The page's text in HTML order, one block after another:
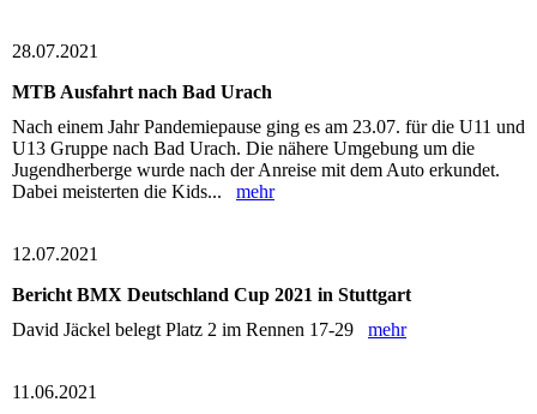
28.07.2021
MTB Ausfahrt nach Bad Urach
Nach einem Jahr Pandemiepause ging es am 23.07. für die U11 und
U13 Gruppe nach Bad Urach. Die nähere Umgebung um die
Jugendherberge wurde nach der Anreise mit dem Auto erkundet.
Dabei meisterten die Kids... mehr
12.07.2021
Bericht BMX Deutschland Cup 2021 in Stuttgart
David Jäckel belegt Platz 2 im Rennen 17-29 mehr
11.06.2021